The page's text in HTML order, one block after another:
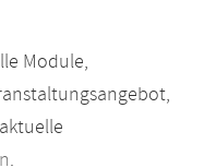
Module,
.